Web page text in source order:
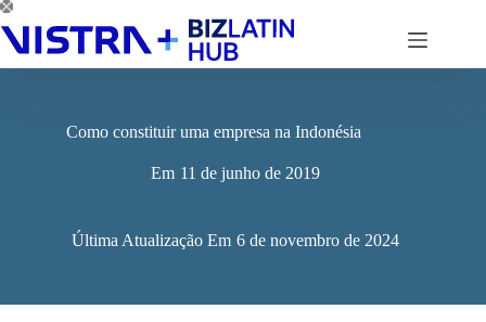
Pular
para
conteúdo
Como constituir uma empresa na Indonésia
Em 11 de junho de 2019
Última Atualização Em 6 de novembro de 2024